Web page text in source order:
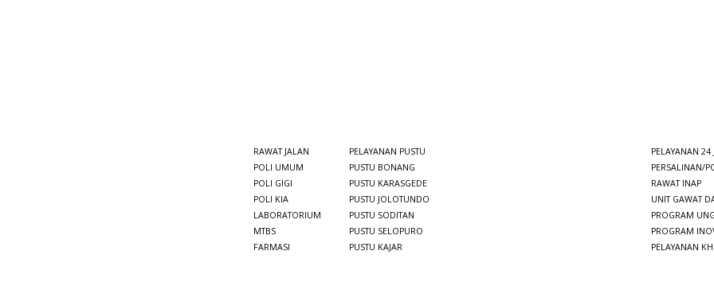
RAWAT JALAN
PELAYANAN PUSTU
POLI UMUM
PUSTU BONANG
POLI GIGI
PUSTU KARASGEDE
POLI KIA
PUSTU JOLOTUNDO
LABORATORIUM
PUSTU SODITAN
MTBS
PUSTU SELOPURO
FARMASI
PUSTU KAJAR
PELAYANAN 24
PERSALINAN/
RAWAT INAP
UNIT GAWAT
PROGRAM
PROGRAM
PELAYANAN